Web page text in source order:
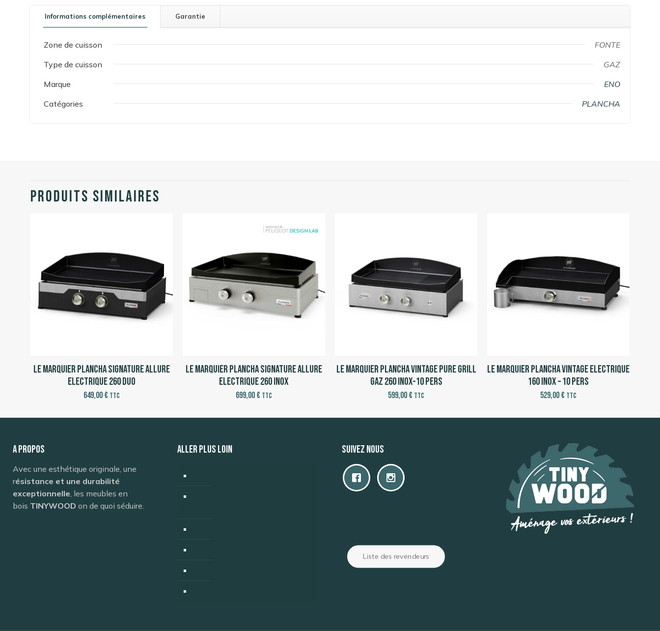
Informations complémentaires Garantie
Zone de cuisson
FONTE
Type de cuisson
GAZ
Marque
ENO
Catégories
PLANCHA
Produits similaires
Le Marquier Plancha Signature Allure
Electrique 260 DUO
649,00€ TTC
Le Marquier Plancha Signature Allure
Electrique 260 Inox
699,00€ TTC
Le Marquier Plancha Vintage Pure Grill
Gaz 260 Inox-10 pers
599,00€ TTC
Le Marquier Plancha Vintage Electrique
160 Inox – 10 pers
529,00€ TTC
A propos
Avec une esthétique originale, une
résistance et une durabilité
exceptionnelle, les meubles en
bois TINYWOOD on de quoi séduire.
ALLER PLUS LOIN Suivez nous
Liste des revendeurs